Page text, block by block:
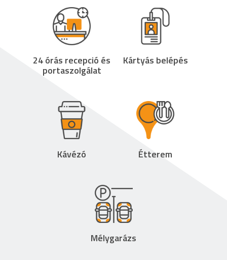
24 órás recepció és
portaszolgálat
Kártyás belépés
Kávézó Étterem
Mélygarázs